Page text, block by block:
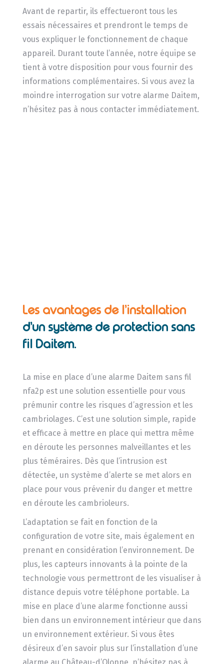
Avant de repartir, ils effectueront tous les
essais nécessaires et prendront le temps de
vous expliquer le fonctionnement de chaque
appareil. Durant toute l’année, notre équipe se
tient à votre disposition pour vous fournir des
informations complémentaires. Si vous avez la
moindre interrogation sur votre alarme Daitem,
n’hésitez pas à nous contacter immédiatement.
Les avantages de l’installation
d’un système de protection sans
fil Daitem.
La mise en place d’une alarme Daitem sans fil
nfa2p est une solution essentielle pour vous
prémunir contre les risques d’agression et les
cambriolages. C’est une solution simple, rapide
et efficace à mettre en place qui mettra même
en déroute les personnes malveillantes et les
plus téméraires. Dès que l’intrusion est
détectée, un système d’alerte se met alors en
place pour vous prévenir du danger et mettre
en déroute les cambrioleurs.
L’adaptation se fait en fonction de la
configuration de votre site, mais également en
prenant en considération l’environnement. De
plus, les capteurs innovants à la pointe de la
technologie vous permettront de les visualiser à
distance depuis votre téléphone portable. La
mise en place d’une alarme fonctionne aussi
bien dans un environnement intérieur que dans
un environnement extérieur. Si vous êtes
désireux d’en savoir plus sur l’installation d’une